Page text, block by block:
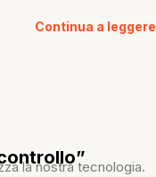
Continua a leggere
la nostra tecnologia.